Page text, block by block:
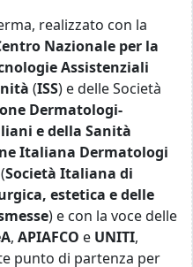
realizzato con la
Nazionale per la
Assistenziali
(ISS) e delle Società
Dermatologi-
e della Sanità
Italiana Dermatologi
(Società Italiana di
estetica e delle
) e con la voce delle
, APIAFCO e UNITI,
punto di partenza per